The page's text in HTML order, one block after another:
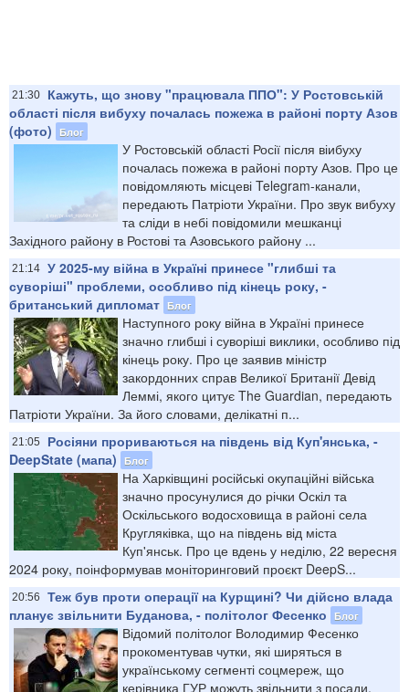
21:30
Кажуть, що знову "працювала ППО": У Ростовській
області після вибуху почалась пожежа в районі порту Азов
(фото)
Блог
У Ростовській області Росії після віибуху
почалась пожежа в районі порту Азов. Про це
повідомляють місцеві Telegram-канали,
передають Патріоти України. Про звук вибуху
та сліди в небі повідомили мешканці
Західного району в Ростові та Азовського району ...
21:14 У 2025-му війна в Україні принесе "глибші та
суворіші" проблеми, особливо під кінець року, -
британський дипломат Блог
Наступного року війна в Україні принесе
значно глибші і суворіші виклики, особливо під
кінець року. Про це заявив міністр
закордонних справ Великої Британії Девід
Леммі, якого цитує The Guardian, передають
Патріоти України. За його словами, делікатні п...
21:05
Росіяни прориваються на південь від Куп'янська, -
DeepState (мапа)
Блог
На Харківщині російські окупаційні війська
значно просунулися до річки Оскіл та
Оскільського водосховища в районі села
Кругляківка, що на південь від міста
Куп'янськ. Про це вдень у неділю, 22 вересня
2024 року, поінформував моніторинговий проєкт DeepS...
20:56
Теж був проти операції на Курщині? Чи дійсно влада
планує звільнити Буданова, - політолог Фесенко
Блог
Відомий політолог Володимир Фесенко
прокоментував чутки, які ширяться в
українському сегменті соцмереж, що
керівника ГУР можуть звільнити з посади,